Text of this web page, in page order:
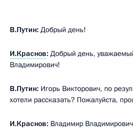
В.Путин: Добрый день!
И.Краснов: Добрый день,
Владимирович!
В.Путин: Игорь Викторович, по
хотели рассказать? Пожалуйста,
И.Краснов: Владимир